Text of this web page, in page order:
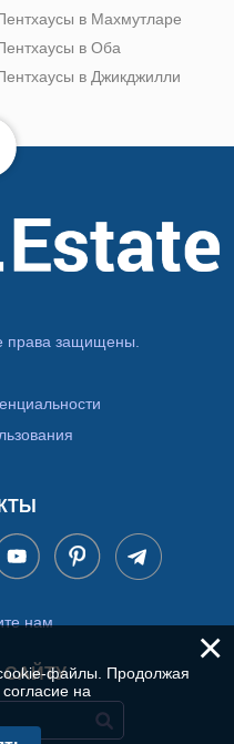
в Махмутларе
в Оба
в Джикджилли
права защищены.
нам
САЙТУ
×
файлы. Продолжая
на